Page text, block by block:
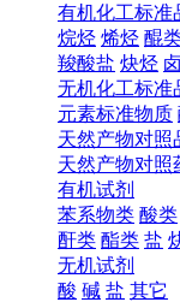
有机化工标准
烷烃 烯烃 醌
羧酸盐 炔烃
无机化工标准
元素标准物质
天然产物对照
天然产物对照
有机试剂
苯系物类 酸类
酐类 酯类 盐
无机试剂
酸 碱 盐 其它